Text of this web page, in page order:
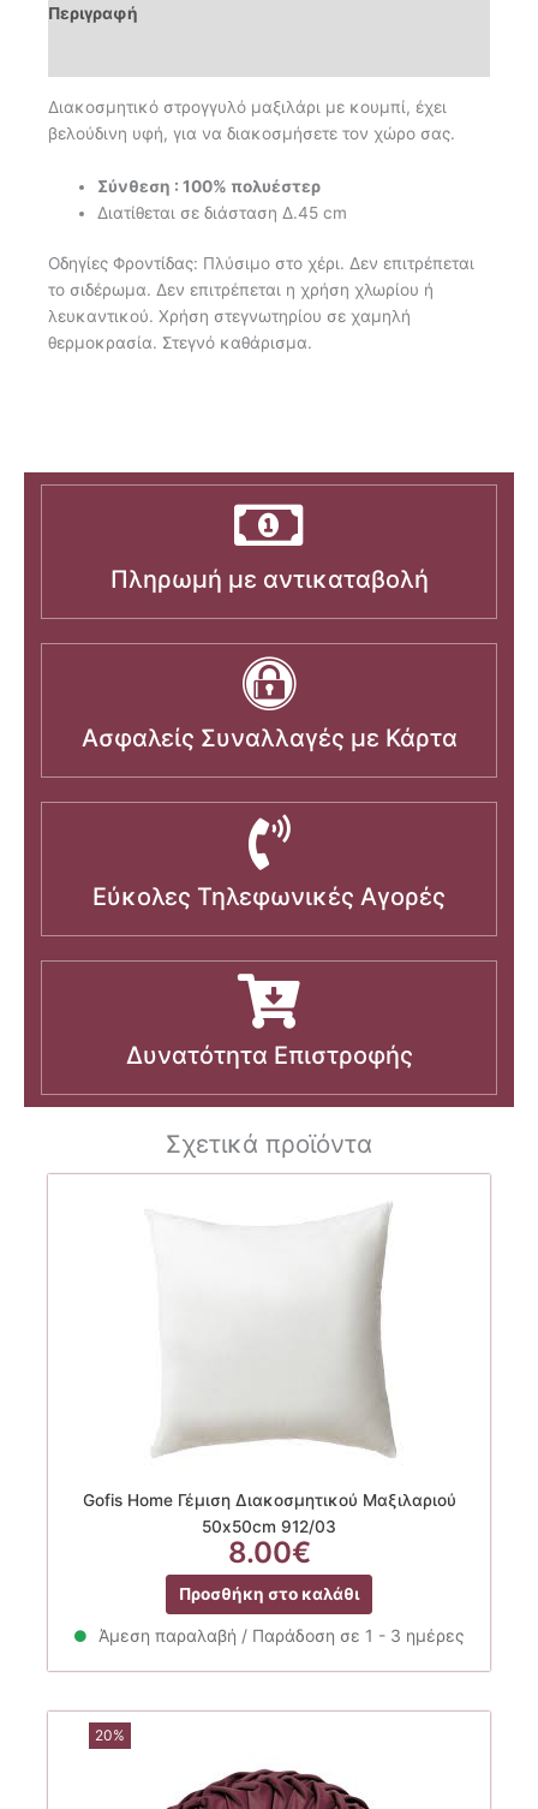
Περιγραφή
Διακοσμητικό στρογγυλό μαξιλάρι με κουμπί, έχει
βελούδινη υφή, για να διακοσμήσετε τον χώρο σας.
Σύνθεση : 100% πολυέστερ
Διατίθεται σε διάσταση Δ.45 cm
Οδηγίες Φροντίδας: Πλύσιμο στο χέρι. Δεν επιτρέπεται
το σιδέρωμα. Δεν επιτρέπεται η χρήση χλωρίου ή
λευκαντικού. Χρήση στεγνωτηρίου σε χαμηλή
θερμοκρασία. Στεγνό καθάρισμα.
Πληρωμή με αντικαταβολή
Ασφαλείς Συναλλαγές με Κάρτα
Εύκολες Τηλεφωνικές Αγορές
Δυνατότητα Επιστροφής
Σχετικά προϊόντα
Gofis Home Γέμιση Διακοσμητικού Μαξιλαριού
50x50cm 912/03
8.00€
Προσθήκη στο καλάθι
Άμεση παραλαβή / Παράδοση σε 1 - 3 ημέρες
20%